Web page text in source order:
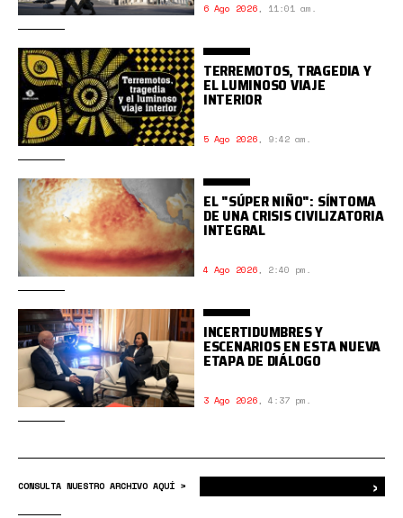
6 Ago 2026, 11:01 am.
TERREMOTOS, TRAGEDIA Y
EL LUMINOSO VIAJE
INTERIOR
5 Ago 2026, 9:42 am.
EL "SÚPER NIÑO": SÍNTOMA
DE UNA CRISIS CIVILIZATORIA
INTEGRAL
4 Ago 2026, 2:40 pm.
INCERTIDUMBRES Y
ESCENARIOS EN ESTA NUEVA
ETAPA DE DIÁLOGO
3 Ago 2026, 4:37 pm.
CONSULTA NUESTRO ARCHIVO AQUÍ > ›